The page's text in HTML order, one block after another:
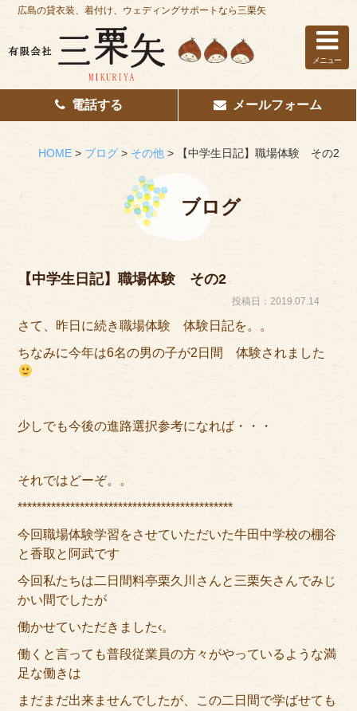
ホーム
はじめての方へ
その他サービス
アクセス
ブログ
今月のオススメ衣装
成人式特設ページ
お問い合わせ
お客様の声
プライバシーポリシー
広島の貸衣装、着付け、ウェディングサポートなら三栗矢
メニュー
電話する メールフォーム
HOME> ブログ> その他> 【中学生日記】職場体験 その2
ブログ
【中学生日記】職場体験 その2
投稿日：2019.07.14
さて、昨日に続き職場体験 体験日記を。。
ちなみに今年は6名の男の子が2日間 体験されました
少しでも今後の進路選択参考になれば・・・
それではどーぞ。。
*********************************************
今回職場体験学習をさせていただいた牛田中学校の棚谷
と香取と阿武です
今回私たちは二日間料亭栗久川さんと三栗矢さんでみじ
かい間でしたが
働かせていただきました‹。
働くと言っても普段従業員の方々がやっているような満
足な働きは
まだまだ出来ませんでしたが、この二日間で学ばせても